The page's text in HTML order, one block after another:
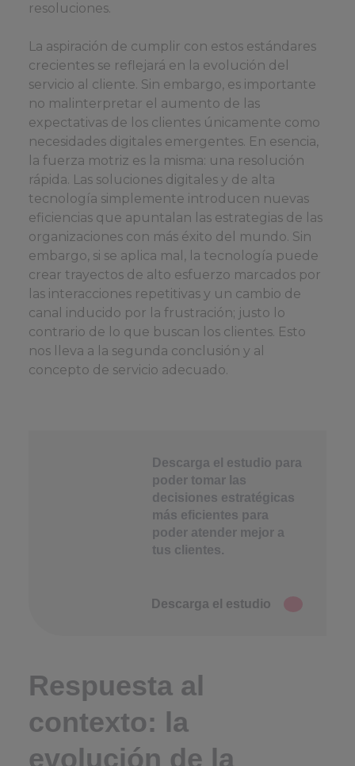
resoluciones.
La aspiración de cumplir con estos estándares
crecientes se reflejará en la evolución del
servicio al cliente. Sin embargo, es importante
no malinterpretar el aumento de las
expectativas de los clientes únicamente como
necesidades digitales emergentes. En esencia,
la fuerza motriz es la misma: una resolución
rápida. Las soluciones digitales y de alta
tecnología simplemente introducen nuevas
eficiencias que apuntalan las estrategias de las
organizaciones con más éxito del mundo. Sin
embargo, si se aplica mal, la tecnología puede
crear trayectos de alto esfuerzo marcados por
las interacciones repetitivas y un cambio de
canal inducido por la frustración; justo lo
contrario de lo que buscan los clientes. Esto
nos lleva a la segunda conclusión y al
concepto de servicio adecuado.
Descarga el estudio para
poder tomar las
decisiones estratégicas
más eficientes para
poder atender mejor a
tus clientes.
Descarga el estudio
Respuesta al
contexto: la
evolución de la